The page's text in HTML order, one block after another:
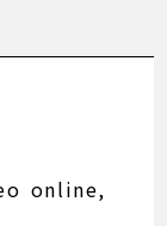
online,